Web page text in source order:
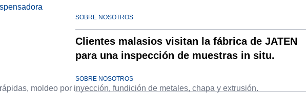
SOBRE NOSOTROS
Clientes malasios visitan la fábrica de JATEN
para una inspección de muestras in situ.
SOBRE NOSOTROS
moldeo por inyección, fundición de metales, chapa y extrusión.